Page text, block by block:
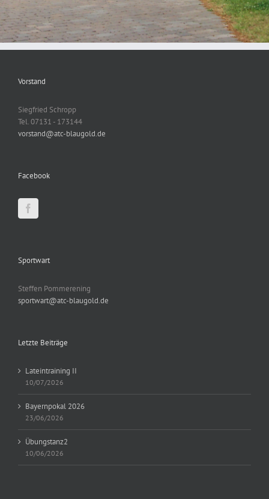
Vorstand
Siegfried Schropp
Tel. 07131 - 173144
vorstand@atc-blaugold.de
Facebook
Sportwart
Steffen Pommerening
sportwart@atc-blaugold.de
Letzte Beiträge
Lateintraining II
10/07/2026
Bayernpokal 2026
23/06/2026
Übungstanz2
10/06/2026